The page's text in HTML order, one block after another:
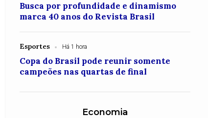
Busca por profundidade e dinamismo
marca 40 anos do Revista Brasil
Esportes Há 1 hora
Copa do Brasil pode reunir somente
campeões nas quartas de final
Economia